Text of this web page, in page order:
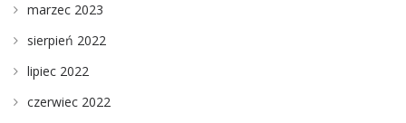
marzec 2023
sierpień 2022
lipiec 2022
czerwiec 2022